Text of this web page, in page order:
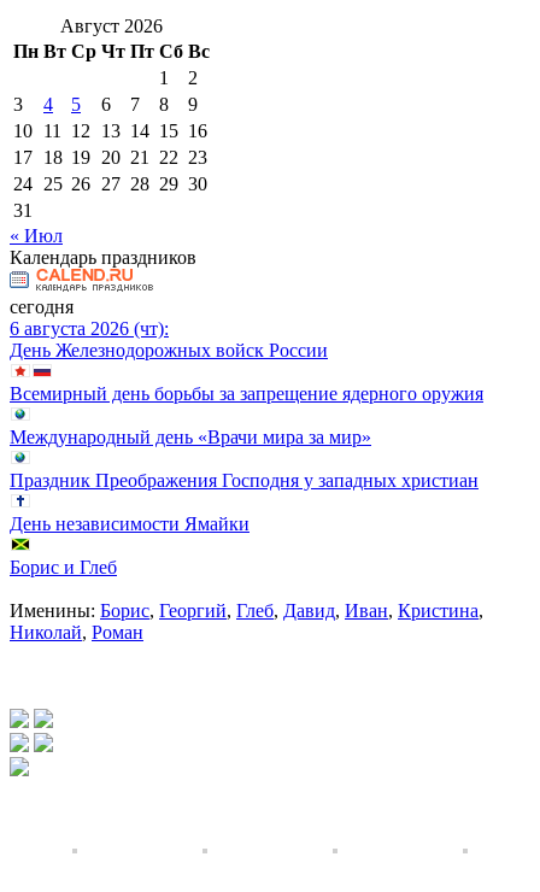
Август 2026
Пн Вт Ср Чт Пт Сб Вс
1
2
3
4 5 6 7 8
9
10 11 12 13 14 15 16
17 18 19 20 21 22 23
24 25 26 27 28 29 30
31
« Июл
Календарь праздников
сегодня
6 августа 2026 (чт):
День Железнодорожных войск России
Всемирный день борьбы за запрещение ядерного оружия
Международный день «Врачи мира за мир»
Праздник Преображения Господня у западных христиан
День независимости Ямайки
Борис и Глеб
Именины: Борис, Георгий, Глеб, Давид, Иван, Кристина,
Николай, Роман